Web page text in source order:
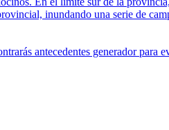
inundando una serie de
antecedentes generador para